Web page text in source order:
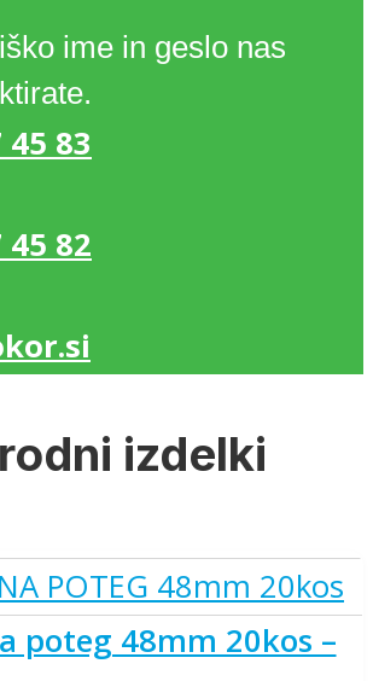
ime in geslo nas
45 83
45 82
izdelki